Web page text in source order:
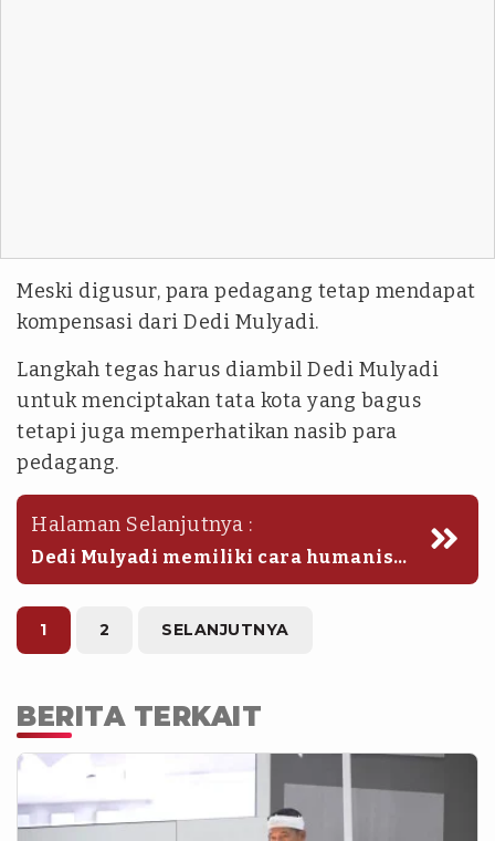
Meski digusur, para pedagang tetap mendapat
kompensasi dari Dedi Mulyadi.
Langkah tegas harus diambil Dedi Mulyadi
untuk menciptakan tata kota yang bagus
tetapi juga memperhatikan nasib para
pedagang.
Halaman Selanjutnya :
Dedi Mulyadi memiliki cara humanis
agar para pedagang liar rela untuk
digusur dari trotoar.
1 2 SELANJUTNYA
BERITA TERKAIT